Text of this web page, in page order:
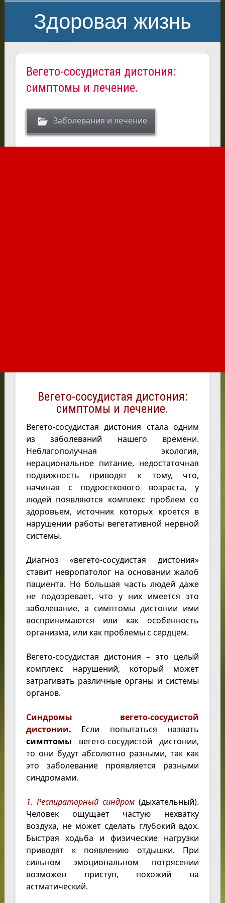
Здоровая жизнь
Вегето-сосудистая дистония:
симптомы и лечение.
Заболевания и лечение
Вегето-сосудистая дистония:
симптомы и лечение.
Вегето-сосудистая дистония стала одним
из заболеваний нашего времени.
Неблагополучная экология,
нерациональное питание, недостаточная
подвижность приводят к тому, что,
начиная с подросткового возраста, у
людей появляются комплекс проблем со
здоровьем, источник которых кроется в
нарушении работы вегетативной нервной
системы.
Диагноз «вегето-сосудистая дистония»
ставит невропатолог на основании жалоб
пациента. Но большая часть людей даже
не подозревает, что у них имеется это
заболевание, а симптомы дистонии ими
воспринимаются или как особенность
организма, или как проблемы с сердцем.
Вегето-сосудистая дистония – это целый
комплекс нарушений, который может
затрагивать различные органы и системы
органов.
Синдромы вегето-сосудистой
дистонии. Если попытаться назвать
симптомы вегето-сосудистой дистонии,
то они будут абсолютно разными, так как
это заболевание проявляется разными
синдромами.
1. Респираторный синдром (дыхательный).
Человек ощущает частую нехватку
воздуха, не может сделать глубокий вдох.
Быстрая ходьба и физические нагрузки
приводят к появлению отдышки. При
сильном эмоциональном потрясении
возможен приступ, похожий на
астматический.